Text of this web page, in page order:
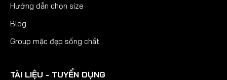
Hướng dẫn chọn size
Blog
Group mặc đẹp sống chất
TÀI LIỆU - TUYỂN DỤNG